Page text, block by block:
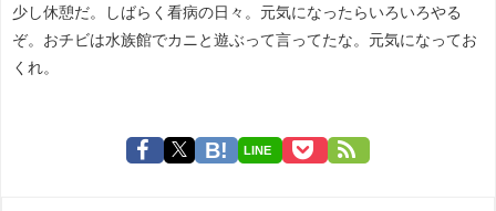
少し休憩だ。しばらく看病の日々。元気になったらいろいろやる
ぞ。おチビは水族館でカニと遊ぶって言ってたな。元気になってお
くれ。
LINE